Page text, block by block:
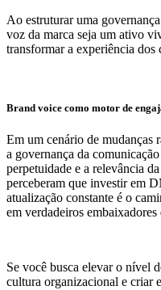
Ao estruturar uma
voz da marca seja um ativo
transformar a experiência dos
Brand voice como motor de
Em um cenário de mudanças
a governança da
perpetuidade e a relevância
perceberam que investir em
atualização constante é o
em verdadeiros embaixadores
Se você busca elevar o nível
cultura organizacional e criar